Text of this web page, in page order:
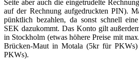
Seite aber auch die eingetrudelte
auf der Rechnung aufgedruckten PIN).
pünktlich bezahlen, da sonst schnell
SEK dazukommt. Das Konto gilt
in Stockholm (etwas höhere Preise mit
Brücken-Maut in Motala (5kr für
PKWs).